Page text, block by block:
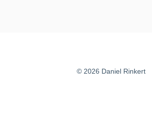
© 2026 Daniel Rinkert